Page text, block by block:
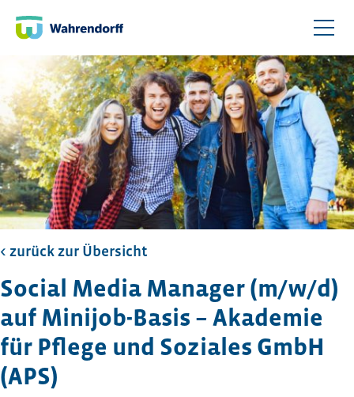
< zurück zur Übersicht​
Social Media Manager (m/w/d)
auf Minijob-Basis – Akademie
für Pflege und Soziales GmbH
(APS)